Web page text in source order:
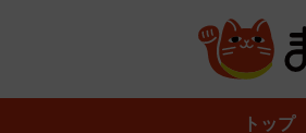
トップ